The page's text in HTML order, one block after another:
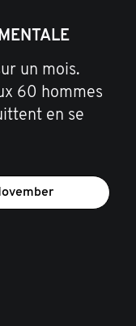
un mois.
60 hommes
en se